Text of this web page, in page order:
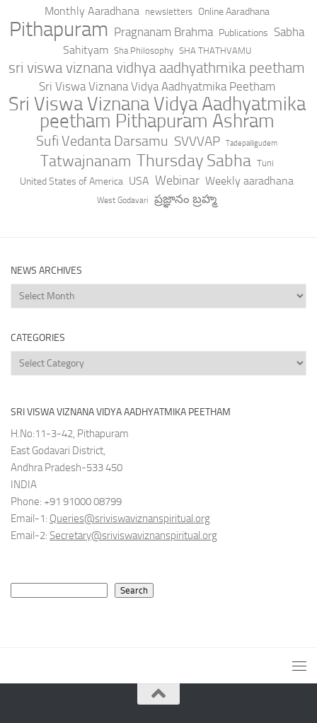
Monthly Aaradhana
newsletters Online Aaradhana
Pithapuram Pragnanam Brahma Publications Sabha
Sahityam Sha Philosophy SHA THATHVAMU
sri viswa viznana vidhya aadhyathmika peetham
Sri Viswa Viznana Vidya Aadhyatmika Peetham
Sri Viswa Viznana Vidya Aadhyatmika
peetham Pithapuram Ashram
Sufi Vedanta Darsamu SVVVAP Tadepalligudem
Tatwajnanam Thursday Sabha Tuni
United States of America USA Webinar Weekly aaradhana
West Godavari ప్రజ్ఞానం బ్రహ్మ
NEWS ARCHIVES
News
Archives
CATEGORIES
Categories
SRI VISWA VIZNANA VIDYA AADHYATMIKA PEETHAM
H.No:11-3-42, Pithapuram
East Godavari District,
Andhra Pradesh-533 450
INDIA
Phone: +91 91000 08799
Email-1: Queries@sriviswaviznanspiritual.org
Email-2: Secretary@sriviswaviznanspiritual.org
Search